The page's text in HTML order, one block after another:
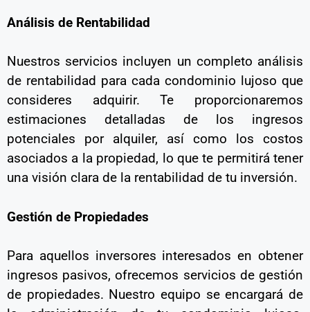
Análisis de Rentabilidad
Nuestros servicios incluyen un completo análisis
de rentabilidad para cada condominio lujoso que
consideres adquirir. Te proporcionaremos
estimaciones detalladas de los ingresos
potenciales por alquiler, así como los costos
asociados a la propiedad, lo que te permitirá tener
una visión clara de la rentabilidad de tu inversión.
Gestión de Propiedades
Para aquellos inversores interesados en obtener
ingresos pasivos, ofrecemos servicios de gestión
de propiedades. Nuestro equipo se encargará de